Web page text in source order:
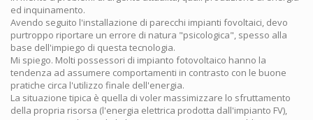
ed inquinamento.
Avendo seguito l'installazione di parecchi impianti fovoltaici, devo
purtroppo riportare un errore di natura "psicologica", spesso alla
base dell'impiego di questa tecnologia.
Mi spiego. Molti possessori di impianto fotovoltaico hanno la
tendenza ad assumere comportamenti in contrasto con le buone
pratiche circa l'utilizzo finale dell'energia.
La situazione tipica è quella di voler massimizzare lo sfruttamento
della propria risorsa (l'energia elettrica prodotta dall'impianto FV),